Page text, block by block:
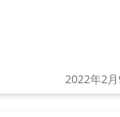
2022年2月